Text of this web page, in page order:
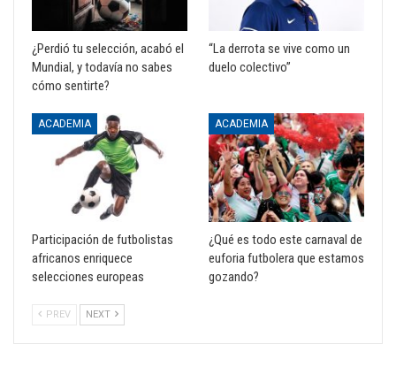
¿Perdió tu selección, acabó el
Mundial, y todavía no sabes
cómo sentirte?
“La derrota se vive como un
duelo colectivo”
ACADEMIA
Participación de futbolistas
africanos enriquece
selecciones europeas
ACADEMIA
¿Qué es todo este carnaval de
euforia futbolera que estamos
gozando?
PREV NEXT